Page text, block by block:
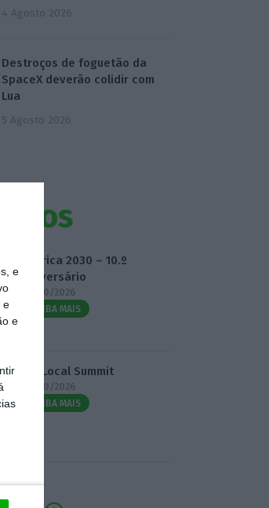
e
e
e
4 Agosto 2026
Destroços de foguetão da
SpaceX deverão colidir com
Lua
5 Agosto 2026
Fábrica 2030 – 10.º
Aniversário
14/10/2026
SAIBA MAIS
3.º Local Summit
07/10/2026
SAIBA MAIS